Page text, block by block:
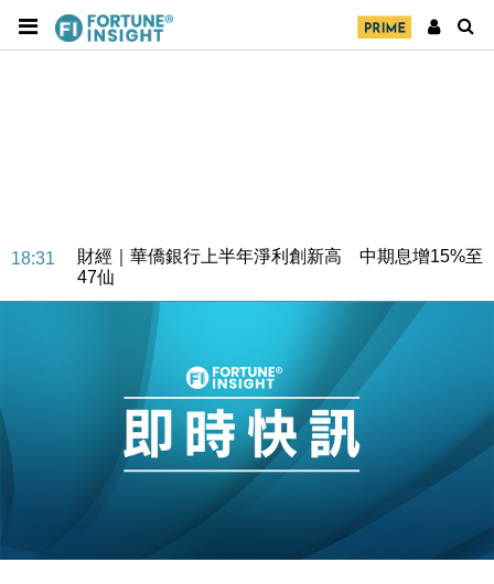
18:31
財經｜華僑銀行上半年淨利創新高 中期息增15%至
47仙
財經｜滙豐上調香港今年GDP預測至4.5% 看好貿易
及消費表現
本地｜假冒內地執法人員要求交「保證金」 43歲女子
損失近6900萬元
財經｜日經失守6.5萬點後回穩 全周仍升近2%
15:47
財經｜恒隆10月換帥 玩具「反」斗城亞洲CEO蔡德
財經｜韓股反覆波動收跌 連挫7周創逾3年最長跌勢